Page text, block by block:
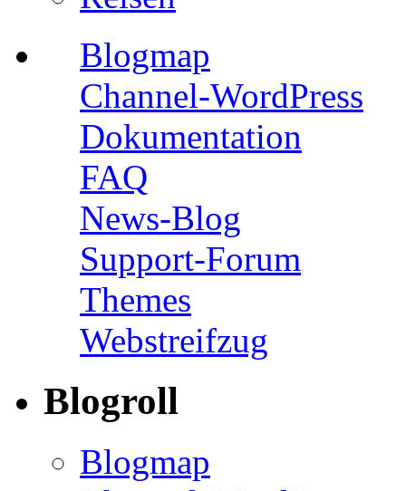
Blogmap
Channel-WordPress
Dokumentation
FAQ
News-Blog
Support-Forum
Themes
Webstreifzug
Blogroll
Blogmap